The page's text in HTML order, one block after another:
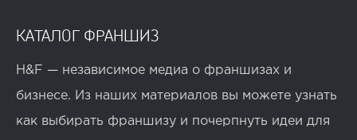
КАТАЛОГ ФРАНШИЗ
H&F — независимое медиа о франшизах и
бизнесе. Из наших материалов вы можете узнать
как выбирать франшизу и почерпнуть идеи для